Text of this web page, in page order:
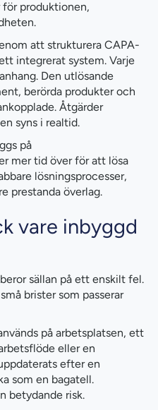
för produktionen,
att strukturera CAPA-
integrerat system. Varje
Den utlösande
berörda produkter och
Åtgärder
syns i realtid.
på
mer tid över för att lösa
lösningsprocesser,
prestanda överlag.
vare inbyggd
sällan på ett enskilt fel.
brister som passerar
på arbetsplatsen, ett
eller en
efter en
som en bagatell.
betydande risk.